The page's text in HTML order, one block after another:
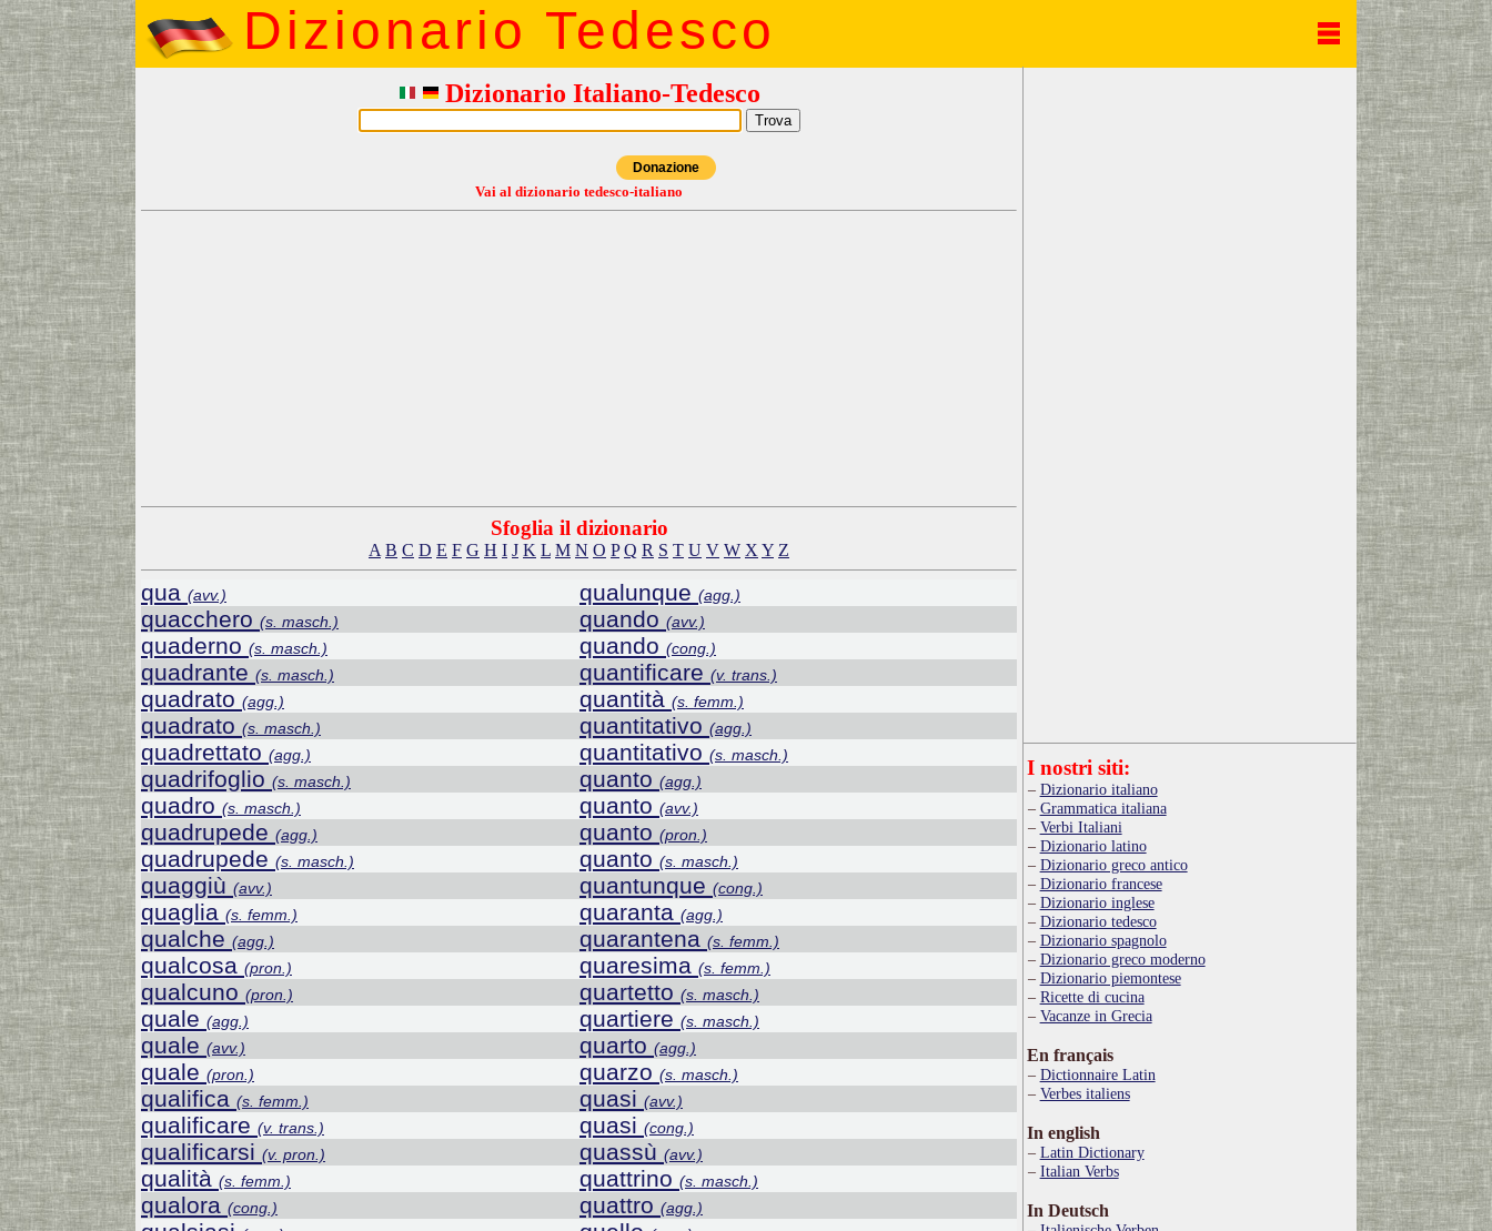
Dizionario Tedesco
Dizionario Italiano-Tedesco
Donazione
Vai al dizionario tedesco-italiano
Sfoglia il dizionario
A B C D E F G H I J K L M N O P Q R S T U V W X Y Z
qua (avv.) qualunque (agg.)
quacchero (s. masch.) quando (avv.)
quaderno (s. masch.) quando (cong.)
quadrante (s. masch.) quantificare (v. trans.)
quadrato (agg.) quantità (s. femm.)
quadrato (s. masch.) quantitativo (agg.)
quadrettato (agg.) quantitativo (s. masch.)
quadrifoglio (s. masch.) quanto (agg.)
quadro (s. masch.) quanto (avv.)
quadrupede (agg.) quanto (pron.)
quadrupede (s. masch.) quanto (s. masch.)
quaggiù (avv.) quantunque (cong.)
quaglia (s. femm.) quaranta (agg.)
qualche (agg.) quarantena (s. femm.)
qualcosa (pron.) quaresima (s. femm.)
qualcuno (pron.) quartetto (s. masch.)
quale (agg.) quartiere (s. masch.)
quale (avv.) quarto (agg.)
quale (pron.) quarzo (s. masch.)
qualifica (s. femm.) quasi (avv.)
qualificare (v. trans.) quasi (cong.)
qualificarsi (v. pron.) quassù (avv.)
qualità (s. femm.) quattrino (s. masch.)
qualora (cong.) quattro (agg.)
I nostri siti:
Dizionario italiano
Grammatica italiana
Verbi Italiani
Dizionario latino
Dizionario greco antico
Dizionario francese
Dizionario inglese
Dizionario tedesco
Dizionario spagnolo
Dizionario greco moderno
Dizionario piemontese
Ricette di cucina
Vacanze in Grecia
En français
Dictionnaire Latin
Verbes italiens
In english
Latin Dictionary
Italian Verbs
In Deutsch